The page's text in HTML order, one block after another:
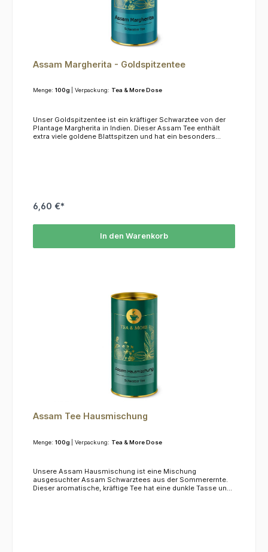
Assam Margherita - Goldspitzentee
Menge: 100g | Verpackung: Tea & More Dose
Unser Goldspitzentee ist ein kräftiger Schwarztee von der
Plantage Margherita in Indien. Dieser Assam Tee enthält
extra viele goldene Blattspitzen und hat ein besonders
Tonnen feinster Schwarztee produziert. Margherita ist
Mitglied der McLeod-Rusell Gruppe, zu der zahlreiche
6,60 €*
In den Warenkorb
Assam Tee Hausmischung
Menge: 100g | Verpackung: Tea & More Dose
Unsere Assam Hausmischung ist eine Mischung
ausgesuchter Assam Schwarztees aus der Sommerernte.
Dieser aromatische, kräftige Tee hat eine dunkle Tasse und